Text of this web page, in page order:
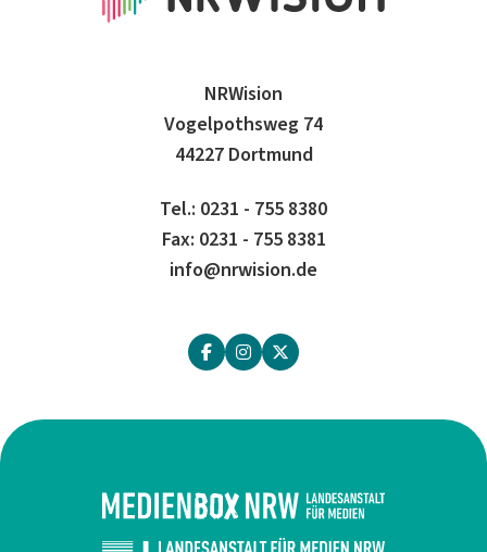
NRWision
Vogelpothsweg 74
44227 Dortmund
Tel.: 0231 - 755 8380
Fax: 0231 - 755 8381
info@nrwision.de